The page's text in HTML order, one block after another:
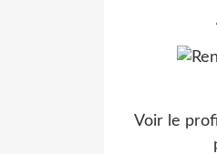
Voir le